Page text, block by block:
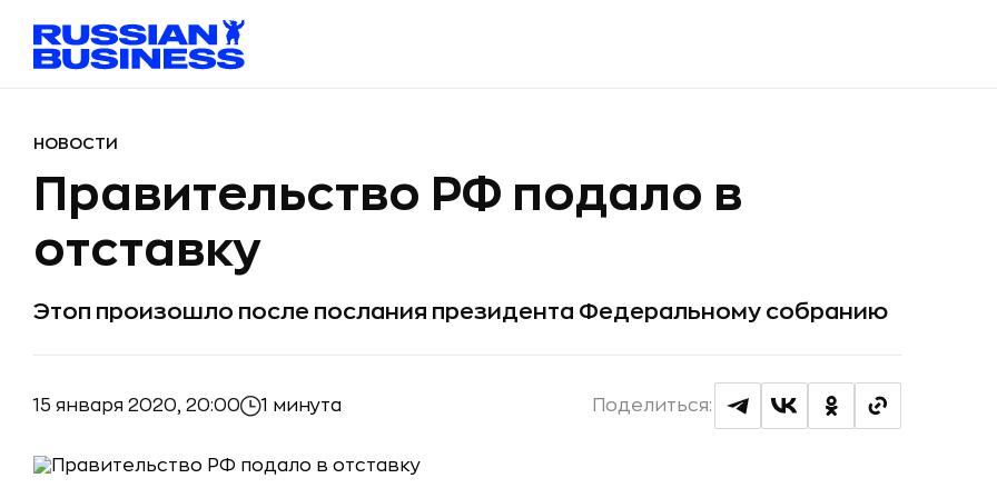
НОВОСТИ
Правительство РФ подало в
отставку
Этоп произошло после послания президента Федеральному собранию
15 января 2020, 20:00 1 минута Поделиться: